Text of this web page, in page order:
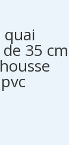
quai
35 cm